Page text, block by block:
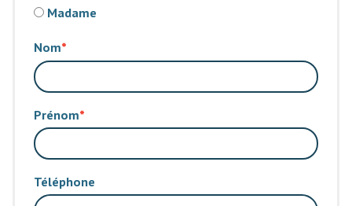
Madame
Nom
Prénom
Téléphone